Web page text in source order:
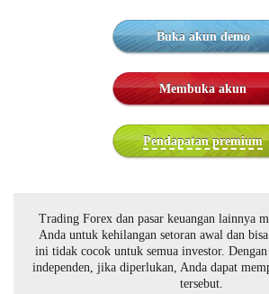
Buka akun demo
Membuka akun
Pendapatan premium
Trading Forex dan pasar keuangan lainnya
Anda untuk kehilangan setoran awal dan
ini tidak cocok untuk semua investor.
independen, jika diperlukan, Anda dapat
tersebut.